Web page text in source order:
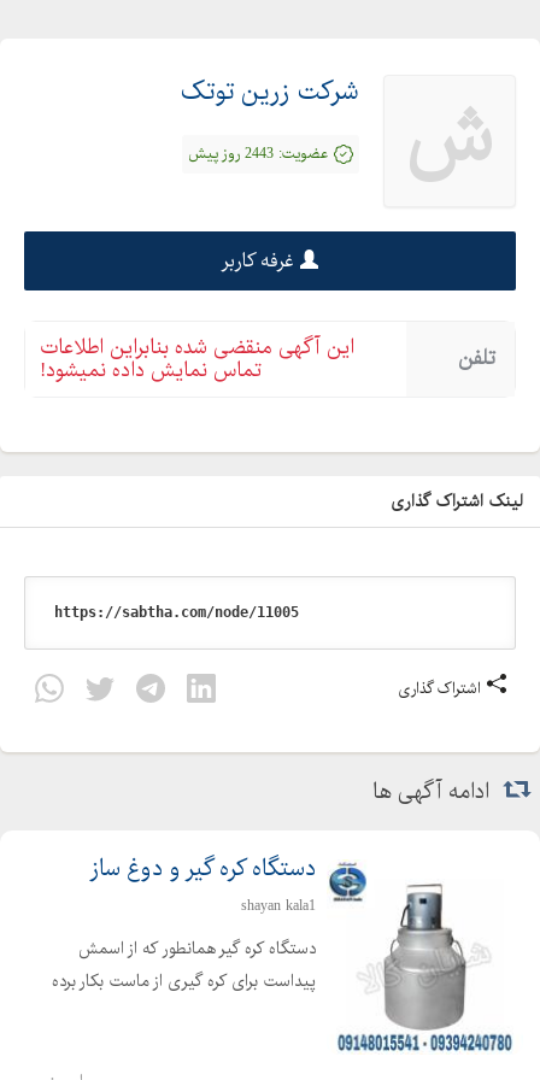
ش شرکت زرین توتک
عضویت: 2443 روز پیش
غرفه کاربر
تلفن این آگهی منقضی شده بنابراین اطلاعات
تماس نمایش داده نمیشود!
لینک اشتراک گذاری
اشتراک گذاری
ادامه آگهی ها
دستگاه کره گیر و دوغ ساز
shayan kala1
دستگاه کره گیر همانطور که از اسمش
پیداست برای کره گیری از ماست بکار برده